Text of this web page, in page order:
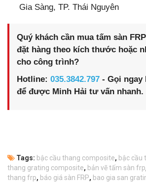
Gia Sàng, TP. Thái Nguyên
Quý khách cần mua tấm sàn
đặt hàng theo kích thước hoặc
cho công trình?
Hotline: 035.3842.797 - Gọi ngay
để được Minh Hải tư vấn nhanh.
Tags: bậc cầu thang composite, bậc cầu
thang grating composite, bản vẽ tấm sàn frp
thang frp, báo giá sàn FRP, bao gia san